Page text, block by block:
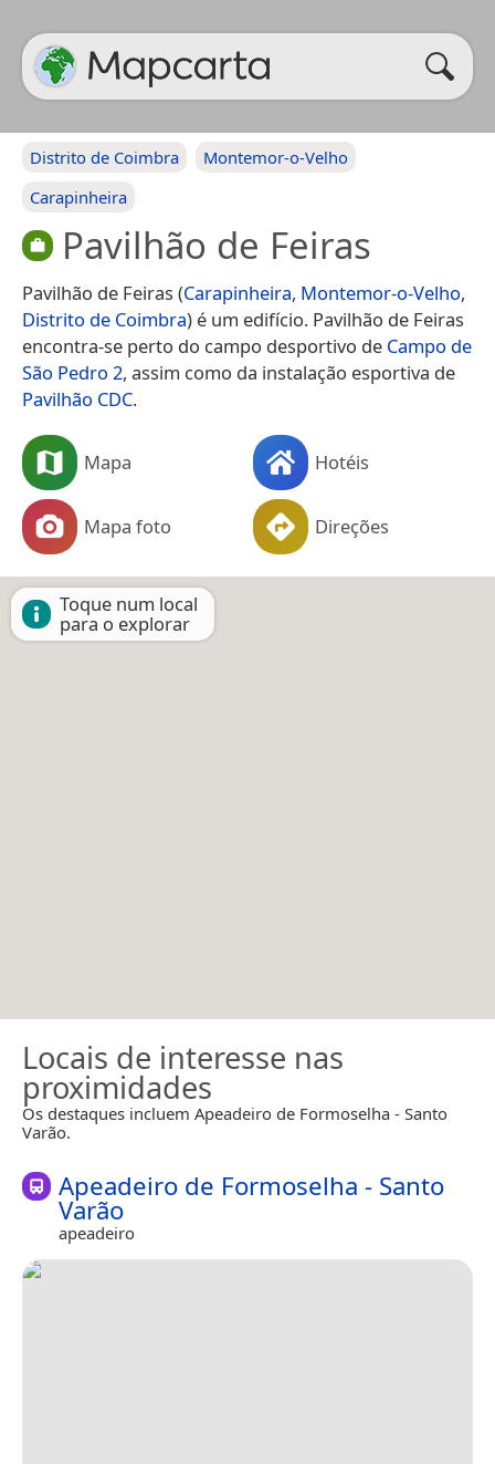
Distrito de Coimbra
Montemor-o-Velho
Carapinheira
Pavilhão de Feiras
Pavilhão de Feiras (Carapinheira, Montemor-o-Velho,
Distrito de Coimbra) é um edifício. Pavilhão de Feiras
encontra-se perto do campo desportivo de Campo de
São Pedro 2, assim como da instalação esportiva de
Pavilhão CDC.
Mapa Hotéis
Mapa foto Direções
Toque num local
para o explorar
Locais de interesse nas
proximidades
Os destaques incluem Apeadeiro de Formoselha - Santo
Varão.
Apeadeiro de Formoselha - Santo
Varão
apeadeiro